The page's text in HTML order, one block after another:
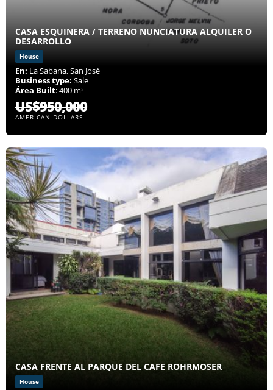
CASA ESQUINERA / TERRENO NUNCIATURA ALQUILER O
DESARROLLO
House
En: La Sabana, San José
Business type: Sale
Área Built: 400 m²
US$950,000
AMERICAN DOLLARS
CASA FRENTE AL PARQUE DEL CAFE ROHRMOSER
House